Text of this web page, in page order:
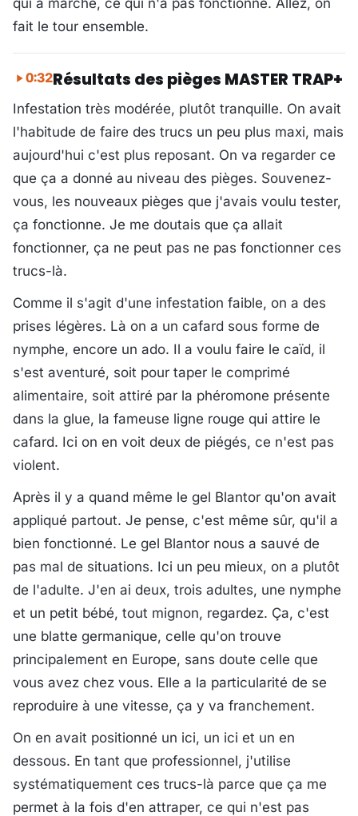
qui a marché, ce qui n'a pas fonctionné. Allez, on
fait le tour ensemble.
0:32Résultats des pièges MASTER TRAP+
Infestation très modérée, plutôt tranquille. On avait
l'habitude de faire des trucs un peu plus maxi, mais
aujourd'hui c'est plus reposant. On va regarder ce
que ça a donné au niveau des pièges. Souvenez-
vous, les nouveaux pièges que j'avais voulu tester,
ça fonctionne. Je me doutais que ça allait
fonctionner, ça ne peut pas ne pas fonctionner ces
trucs-là.
Comme il s'agit d'une infestation faible, on a des
prises légères. Là on a un cafard sous forme de
nymphe, encore un ado. Il a voulu faire le caïd, il
s'est aventuré, soit pour taper le comprimé
alimentaire, soit attiré par la phéromone présente
dans la glue, la fameuse ligne rouge qui attire le
cafard. Ici on en voit deux de piégés, ce n'est pas
violent.
Après il y a quand même le gel Blantor qu'on avait
appliqué partout. Je pense, c'est même sûr, qu'il a
bien fonctionné. Le gel Blantor nous a sauvé de
pas mal de situations. Ici un peu mieux, on a plutôt
de l'adulte. J'en ai deux, trois adultes, une nymphe
et un petit bébé, tout mignon, regardez. Ça, c'est
une blatte germanique, celle qu'on trouve
principalement en Europe, sans doute celle que
vous avez chez vous. Elle a la particularité de se
reproduire à une vitesse, ça y va franchement.
On en avait positionné un ici, un ici et un en
dessous. En tant que professionnel, j'utilise
systématiquement ces trucs-là parce que ça me
permet à la fois d'en attraper, ce qui n'est pas